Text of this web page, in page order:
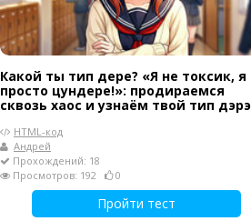
Какой ты тип дере? «Я не токсик, я
просто цундере!»: продираемся
сквозь хаос и узнаём твой тип дэрэ
HTML-код
Андрей
Прохождений: 18
Просмотров: 192
0
Пройти тест